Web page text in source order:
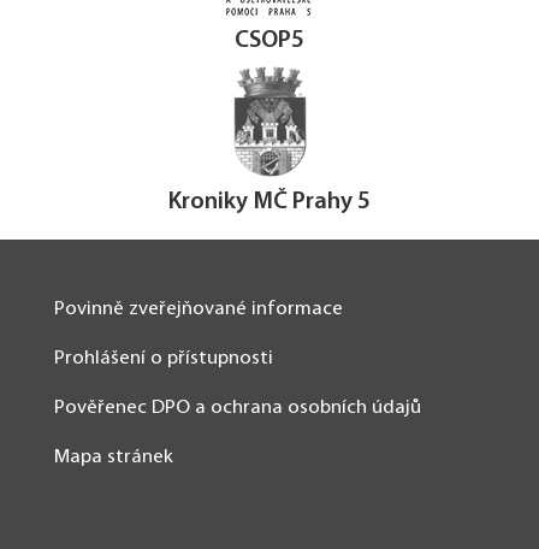
CSOP5
Kroniky MČ Prahy 5
Povinně zveřejňované informace
Prohlášení o přístupnosti
Pověřenec DPO a ochrana osobních údajů
Mapa stránek